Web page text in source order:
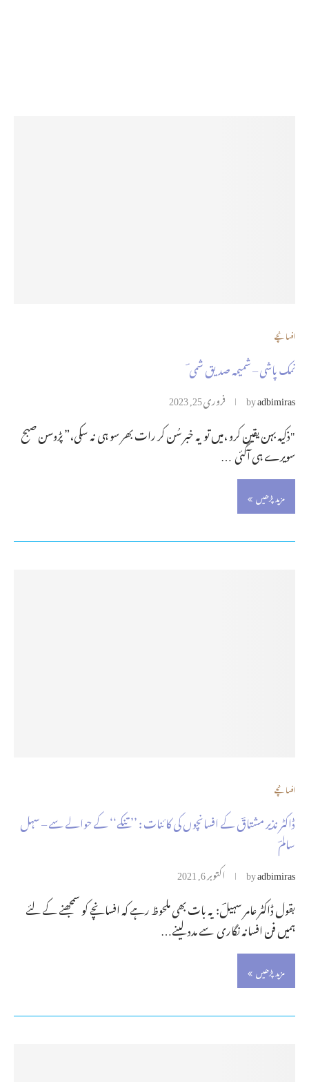
افسانچے
نمک پاشی – شمیمہ صدیق شمی ؔ
byadbimiras فروری 25, 2023
"ذکیہ بہن یقین کرو ،میں تو یہ خبر سُن کر رات بھر سو ہی نہ سکی،” پڑوسن صبح
سویرے ہی آگئی …
مزید پڑھیں
افسانچے
ڈاکٹر نذیر مشتاقؔ کے افسانچوں کی کائنات : ’’تنکے‘‘ کے حوالے سے – سہل
سالمؔ
byadbimiras اکتوبر 6, 2021
بقول ڈاکٹر عامر سہیلؔ: یہ بات بھی ملحوظ رہے کہ افسانچے کو سمجھنے کے لئے
ہمیں فن افسانہ نگاری سے مدد لینے…
مزید پڑھیں